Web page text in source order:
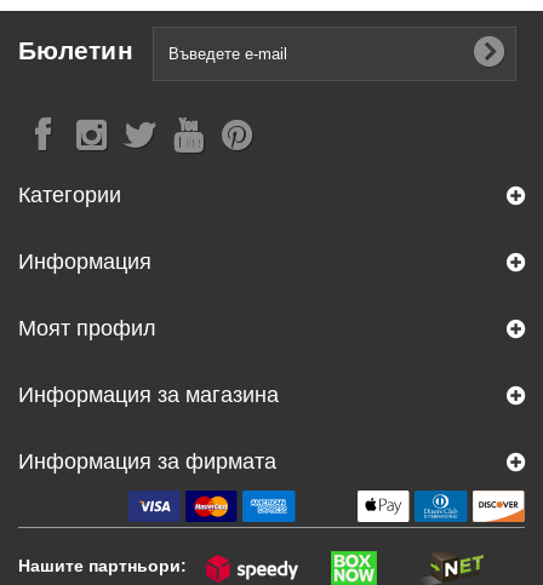
Бюлетин
Категории
Информация
Моят профил
Информация за магазина
Информация за фирмата
Нашите партньори: